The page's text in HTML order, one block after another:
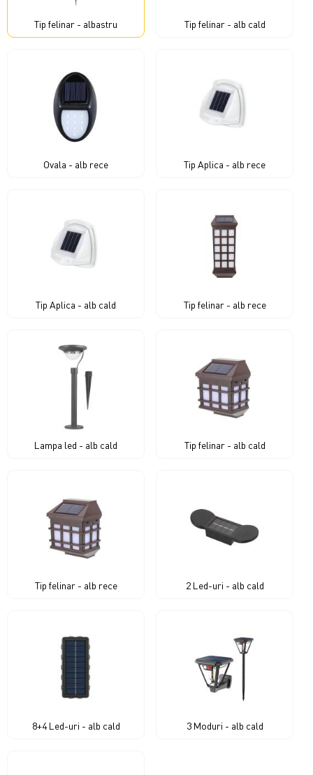
Tip felinar - albastru Tip felinar - alb cald
Ovala - alb rece Tip Aplica - alb rece
Tip Aplica - alb cald Tip felinar - alb rece
Lampa led - alb cald Tip felinar - alb cald
Tip felinar - alb rece 2 Led-uri - alb cald
8+4 Led-uri - alb cald 3 Moduri - alb cald